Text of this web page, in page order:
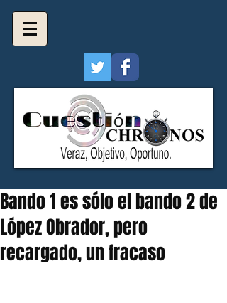
Bando 1 es sólo el bando 2 de
López Obrador, pero
recargado, un fracaso